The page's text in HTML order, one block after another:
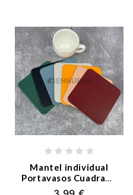
Mantel individual
Portavasos Cuadrado
Triángulo Nórdica